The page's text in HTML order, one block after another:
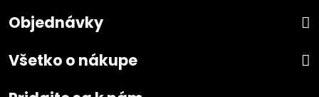
Objednávky
Všetko o nákupe